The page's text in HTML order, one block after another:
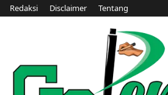
Redaksi Disclaimer Tentang